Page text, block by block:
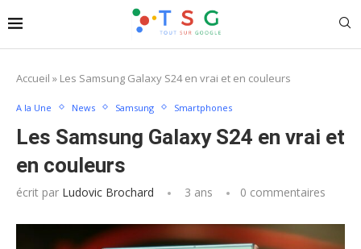
Accueil » Les Samsung Galaxy S24 en vrai et en couleurs
A la Une News Samsung Smartphones
Les Samsung Galaxy S24 en vrai et
en couleurs
écrit par Ludovic Brochard 3 ans 0 commentaires